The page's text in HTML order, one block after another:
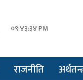
०९:४३:३५ PM
राजनीति